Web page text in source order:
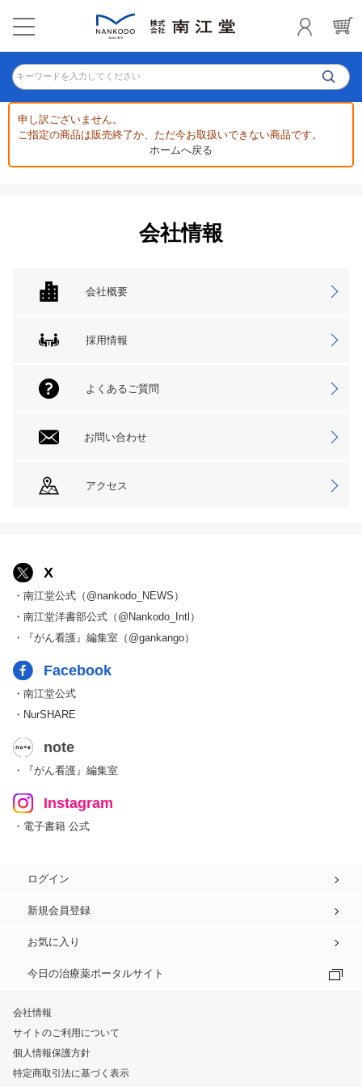
キーワードを入力してください
申し訳ございません。
ご指定の商品は販売終了か、ただ今お取扱いできない商品です。
ホームへ戻る
会社情報
会社概要
採用情報
よくあるご質問
お問い合わせ
アクセス
X
・南江堂公式（@nankodo_NEWS）
・南江堂洋書部公式（@Nankodo_Intl）
・『がん看護』編集室（@gankango）
Facebook
・南江堂公式
・NurSHARE
note
・『がん看護』編集室
Instagram
・電子書籍 公式
ログイン
新規会員登録
お気に入り
今日の治療薬ポータルサイト
会社情報
サイトのご利用について
個人情報保護方針
特定商取引法に基づく表示